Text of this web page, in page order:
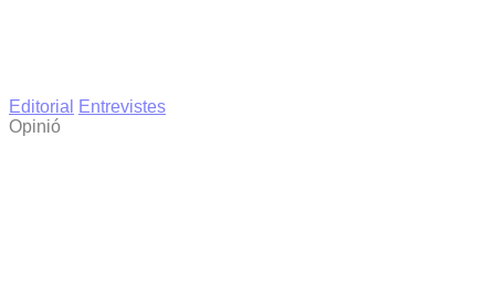
Editorial
Entrevistes
Opinió